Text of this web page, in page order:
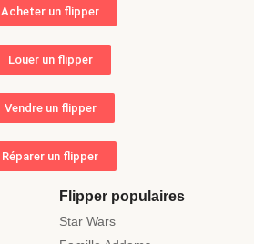
Acheter un flipper
Louer un flipper
Vendre un flipper
Réparer un flipper
Flipper populaires
Star Wars